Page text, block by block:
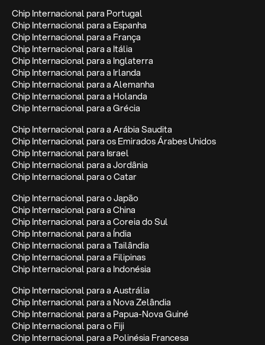
Chip Internacional para Portugal
Chip Internacional para a Espanha
Chip Internacional para a França
Chip Internacional para a Itália
Chip Internacional para a Inglaterra
Chip Internacional para a Irlanda
Chip Internacional para a Alemanha
Chip Internacional para a Holanda
Chip Internacional para a Grécia
Chip Internacional para a Arábia Saudita
Chip Internacional para os Emirados Árabes Unidos
Chip Internacional para Israel
Chip Internacional para a Jordânia
Chip Internacional para o Catar
Chip Internacional para o Japão
Chip Internacional para a China
Chip Internacional para a Coreia do Sul
Chip Internacional para a Índia
Chip Internacional para a Tailândia
Chip Internacional para a Filipinas
Chip Internacional para a Indonésia
Chip Internacional para a Austrália
Chip Internacional para a Nova Zelândia
Chip Internacional para a Papua-Nova Guiné
Chip Internacional para o Fiji
Chip Internacional para a Polinésia Francesa